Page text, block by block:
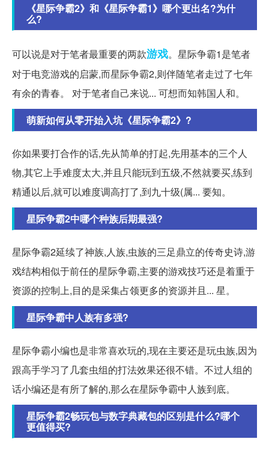
《星际争霸2》和《星际争霸1》哪个更出名?为什
么?
可以说是对于笔者最重要的两款游戏。星际争霸1是笔者
对于电竞游戏的启蒙,而星际争霸2,则伴随笔者走过了七年
有余的青春。 对于笔者自己来说... 可想而知韩国人和。
萌新如何从零开始入坑《星际争霸2》?
你如果要打合作的话,先从简单的打起,先用基本的三个人
物,其它上手难度太大,并且只能玩到五级,不然就要买,练到
精通以后,就可以难度调高打了,到九十级(属... 要知。
星际争霸2中哪个种族后期最强?
星际争霸2延续了神族,人族,虫族的三足鼎立的传奇史诗,游
戏结构相似于前任的星际争霸,主要的游戏技巧还是着重于
资源的控制上,目的是采集占领更多的资源并且... 星。
星际争霸中人族有多强?
星际争霸小编也是非常喜欢玩的,现在主要还是玩虫族,因为
跟高手学习了几套虫组的打法效果还很不错。不过人组的
话小编还是有所了解的,那么在星际争霸中人族到底。
星际争霸2畅玩包与数字典藏包的区别是什么?哪个
更值得买?